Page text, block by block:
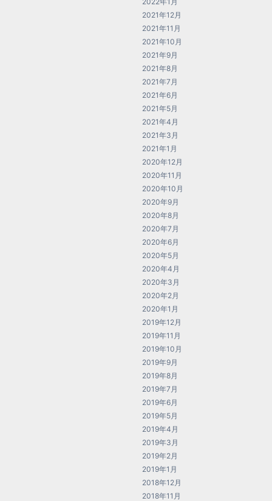
2021年12月
2021年11月
2021年10月
2021年9月
2021年8月
2021年7月
2021年6月
2021年5月
2021年4月
2021年3月
2021年1月
2020年12月
2020年11月
2020年10月
2020年9月
2020年8月
2020年7月
2020年6月
2020年5月
2020年4月
2020年3月
2020年2月
2020年1月
2019年12月
2019年11月
2019年10月
2019年9月
2019年8月
2019年7月
2019年6月
2019年5月
2019年4月
2019年3月
2019年2月
2019年1月
2018年12月
2018年11月